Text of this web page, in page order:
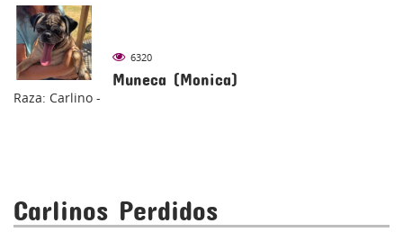
6320
Muneca (Monica)
Raza: Carlino -
Carlinos Perdidos